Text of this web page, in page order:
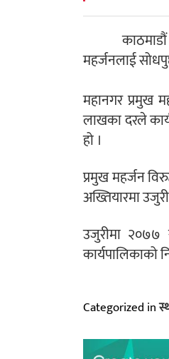
महर्जनलाई
महानगर प्रमुख
लाखका दरले
हो ।
प्रमुख महर्जन
अख्तियारमा
उजुरीमा २०७७
कार्यपालिकाको
Categorized in